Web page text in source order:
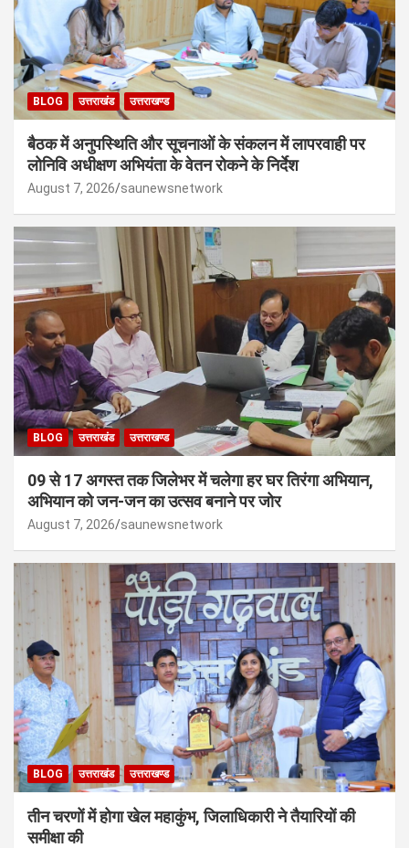
BLOG उत्तराखंड उत्तराखण्ड
बैठक में अनुपस्थिति और सूचनाओं के संकलन में लापरवाही पर
लोनिवि अधीक्षण अभियंता के वेतन रोकने के निर्देश
August 7, 2026 saunewsnetwork
BLOG उत्तराखंड उत्तराखण्ड
09 से 17 अगस्त तक जिलेभर में चलेगा हर घर तिरंगा अभियान,
अभियान को जन-जन का उत्सव बनाने पर जोर
August 7, 2026 saunewsnetwork
BLOG उत्तराखंड उत्तराखण्ड
तीन चरणों में होगा खेल महाकुंभ, जिलाधिकारी ने तैयारियों की
समीक्षा की